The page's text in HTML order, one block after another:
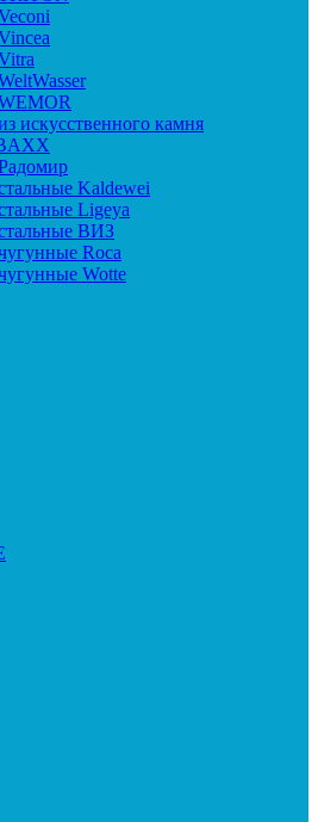
искусственного камня
Kaldewei
Ligeya
ВИЗ
Roca
Wotte